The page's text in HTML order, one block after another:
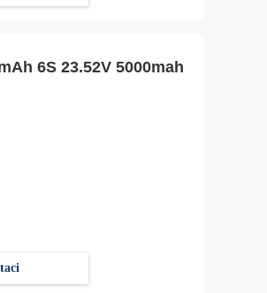
6S 23.52V 5000mah